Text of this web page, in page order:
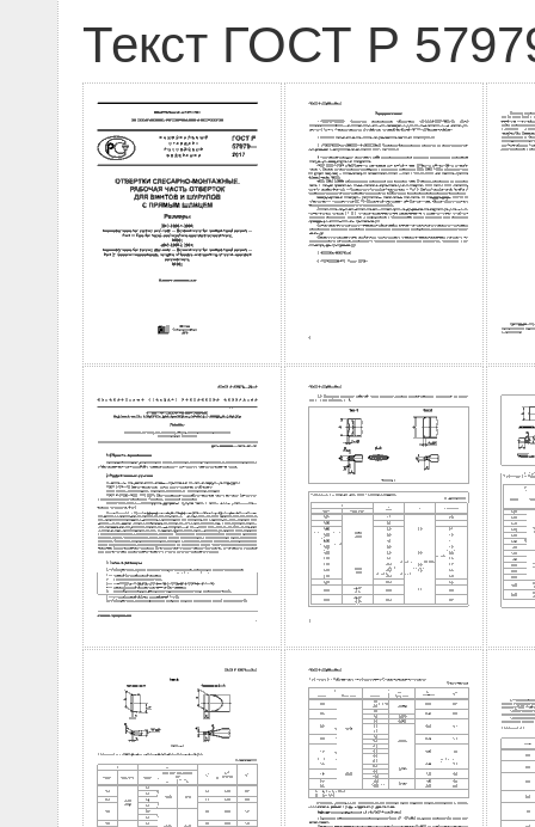
Текст ГОСТ Р